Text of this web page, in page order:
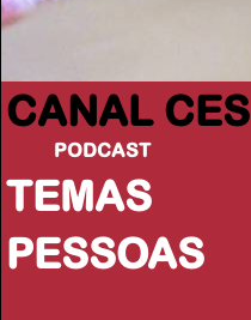
CANAL CES
PODCAST
TEMAS
PESSOAS